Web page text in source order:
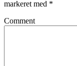
markeret med *
Comment